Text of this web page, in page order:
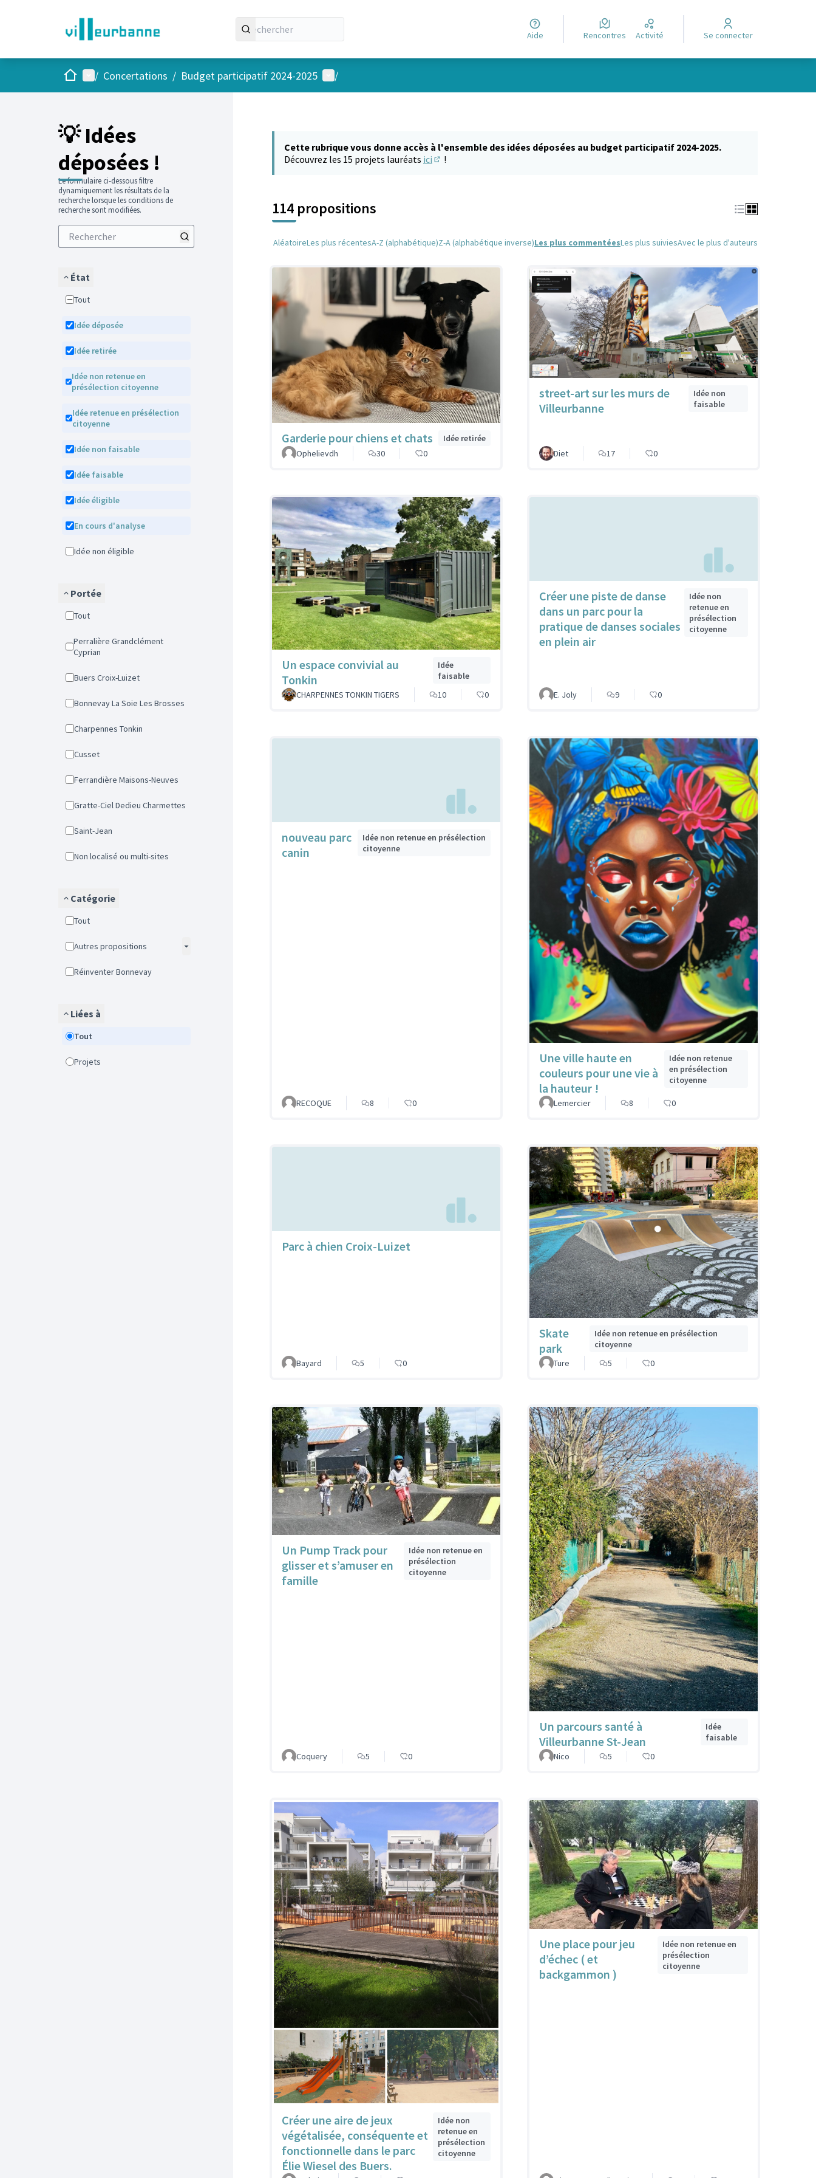
Aide Rencontres Activité Se connecter
AccueilMenu principal
/ Concertations / Budget participatif 2024-2025 Menu utilisateur
/
💡 Idées
déposées !
Le formulaire ci-dessous filtre
dynamiquement les résultats de la
recherche lorsque les conditions de
recherche sont modifiées.
État
Tout
Idée déposée
Idée retirée
Idée non retenue en
présélection citoyenne
Idée retenue en présélection
citoyenne
Idée non faisable
Idée faisable
Idée éligible
En cours d'analyse
Idée non éligible
Portée
Tout
Perralière Grandclément
Cyprian
Buers Croix-Luizet
Bonnevay La Soie Les Brosses
Charpennes Tonkin
Cusset
Ferrandière Maisons-Neuves
Gratte-Ciel Dedieu Charmettes
Saint-Jean
Non localisé ou multi-sites
Catégorie
Tout
Autres propositions
Réinventer Bonnevay
Liées à
Tout
Projets
Cette rubrique vous donne accès à l'ensemble des idées déposées au budget participatif 2024-2025.
Découvrez les 15 projets lauréats ici !
114 propositions
AléatoireLes plus récentesA-Z (alphabétique)Z-A (alphabétique inverse)Les plus commentéesLes plus suiviesAvec le plus d'auteurs
Garderie pour chiens et chats
Idée retirée
Ophelievdh
30 0
street-art sur les murs de
Villeurbanne
Idée non
faisable
Diet 17 0
Un espace convivial au
Tonkin
Idée
faisable
CHARPENNES TONKIN TIGERS
10 0
Créer une piste de danse
dans un parc pour la
pratique de danses sociales
en plein air
Idée non
retenue en
présélection
citoyenne
E. Joly 9 0
nouveau parc
canin
Idée non retenue en présélection
citoyenne
RECOQUE 8 0
Une ville haute en
couleurs pour une vie à
la hauteur !
Idée non retenue
en présélection
citoyenne
Lemercier 8 0
Parc à chien Croix-Luizet
Bayard 5 0
Skate
park
Idée non retenue en présélection
citoyenne
Ture
5 0
Un Pump Track pour
glisser et s’amuser en
famille
Idée non retenue en
présélection
citoyenne
Coquery 5 0
Un parcours santé à
Villeurbanne St-Jean
Idée
faisable
Nico
5 0
Créer une aire de jeux
végétalisée, conséquente et
fonctionnelle dans le parc
Élie Wiesel des Buers.
Idée non
retenue en
présélection
citoyenne
Une place pour jeu
d’échec ( et
backgammon )
Idée non retenue en
présélection
citoyenne